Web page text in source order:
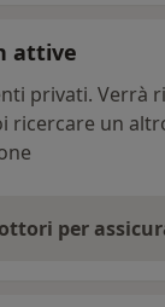
attive
privati. Verrà
ricercare un
per